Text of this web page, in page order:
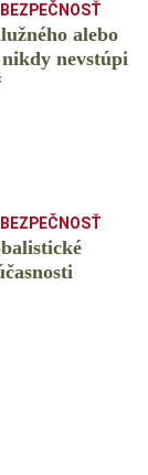
BEZPEČNOSŤ
alebo
nevstúpi
BEZPEČNOSŤ